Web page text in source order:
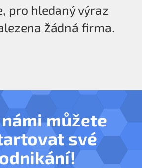
pro hledaný výraz
žádná firma.
můžete
své